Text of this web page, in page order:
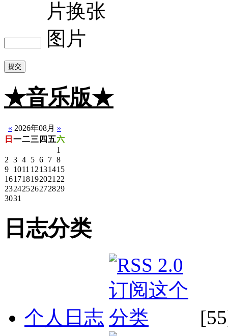
提交
★音乐版★
« 2026年08月 »
日 一二三 四 五六
1
2 3 4 5 6 7 8
9 1011 12131415
161718192021 22
23242526272829
3031
日志分类
个人日志